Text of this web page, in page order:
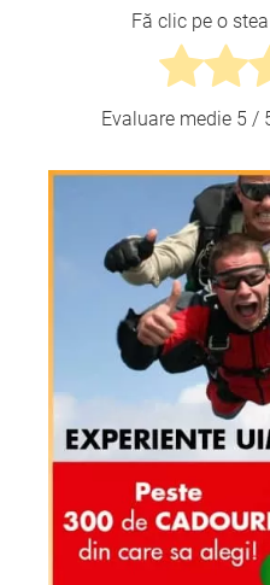
Fă clic pe o
Evaluare medie 5 /